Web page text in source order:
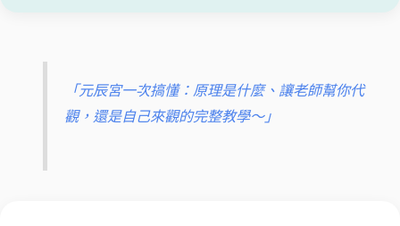
「元辰宮一次搞懂：原理是什麼、讓老師幫你代
觀，還是自己來觀的完整教學～」